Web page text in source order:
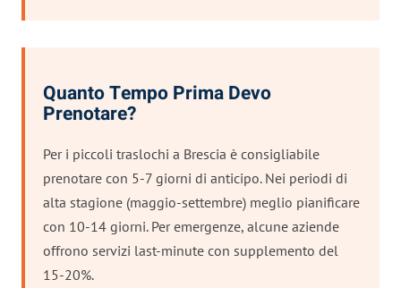
Quanto Tempo Prima Devo
Prenotare?
Per i piccoli traslochi a Brescia è consigliabile
prenotare con 5-7 giorni di anticipo. Nei periodi di
alta stagione (maggio-settembre) meglio pianificare
con 10-14 giorni. Per emergenze, alcune aziende
offrono servizi last-minute con supplemento del
15-20%.